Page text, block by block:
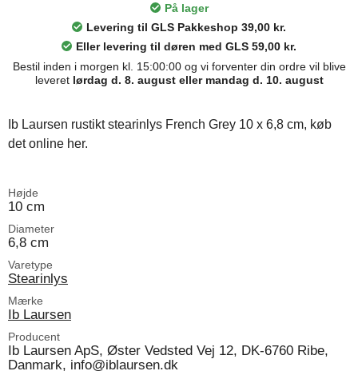
På lager
Levering til GLS Pakkeshop 39,00 kr.
Eller levering til døren med GLS 59,00 kr.
Bestil inden i morgen kl. 15:00:00 og vi forventer din ordre vil blive
leveret lørdag d. 8. august eller mandag d. 10. august
Ib Laursen rustikt stearinlys French Grey 10 x 6,8 cm, køb
det online her.
Højde
10 cm
Diameter
6,8 cm
Varetype
Stearinlys
Mærke
Ib Laursen
Producent
Ib Laursen ApS, Øster Vedsted Vej 12, DK-6760 Ribe,
Danmark, info@iblaursen.dk